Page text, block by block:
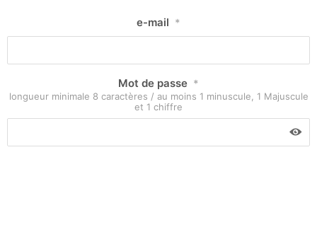
e-mail *
Mot de passe *
longueur minimale 8 caractères / au moins 1 minuscule, 1 Majuscule
et 1 chiffre